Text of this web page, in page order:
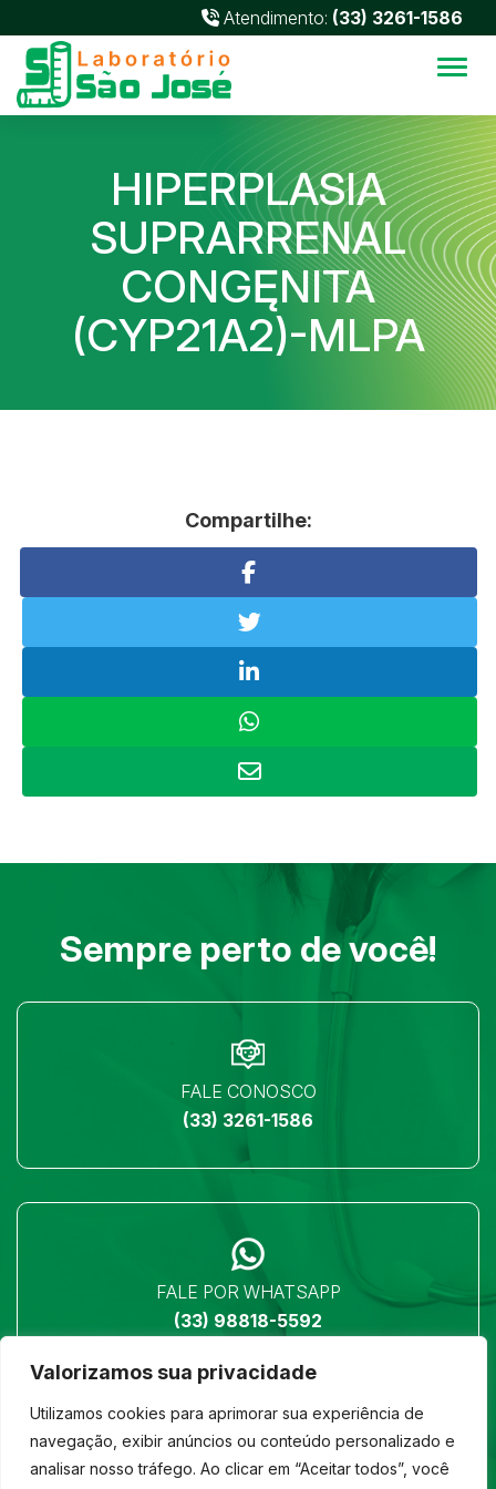
Valorizamos sua privacidade
Utilizamos cookies para aprimorar sua experiência de
navegação, exibir anúncios ou conteúdo personalizado e
analisar nosso tráfego. Ao clicar em “Aceitar todos”, você
Atendimento: (33) 3261-1586
HIPERPLASIA
SUPRARRENAL
CONGĘNITA
(CYP21A2)-MLPA
Compartilhe:
Sempre perto de você!
FALE CONOSCO
(33) 3261-1586
FALE POR WHATSAPP
(33) 98818-5592